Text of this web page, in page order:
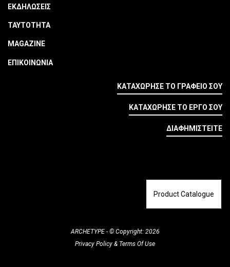
ΕΚΔΗΛΩΣΕΙΣ
ΤΑΥΤΟΤΗΤΑ
MAGAZINE
ΕΠΙΚΟΙΝΩΝΙΑ
ΚΑΤΑΧΩΡΗΣΕ ΤΟ ΓΡΑΦΕΙΟ ΣΟΥ
ΚΑΤΑΧΩΡΗΣΕ ΤΟ ΕΡΓΟ ΣΟΥ
ΔΙΑΦΗΜΙΣΤΕΙΤΕ
Product Catalogue
ARCHETYPE - © Copyright: 2026
Privacy Policy & Terms Of Use